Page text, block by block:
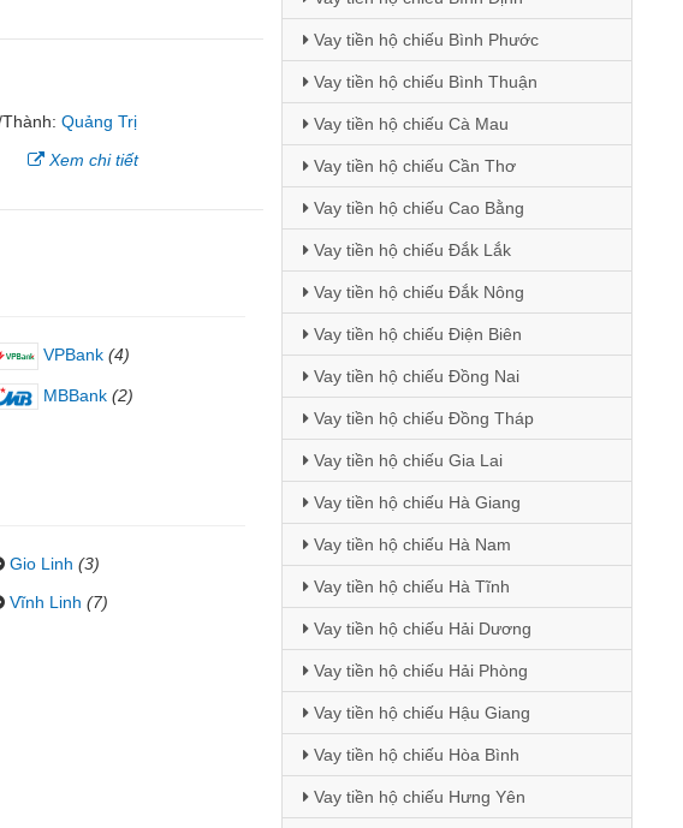
Thành:Quảng Trị
Xem chi tiết
VPBank (4)
MBBank (2)
Gio Linh (3)
Vĩnh Linh (7)
Vay tiền hộ chiếu Bình Phước
Vay tiền hộ chiếu Bình Thuận
Vay tiền hộ chiếu Cà Mau
Vay tiền hộ chiếu Cần Thơ
Vay tiền hộ chiếu Cao Bằng
Vay tiền hộ chiếu Đắk Lắk
Vay tiền hộ chiếu Đắk Nông
Vay tiền hộ chiếu Điện Biên
Vay tiền hộ chiếu Đồng Nai
Vay tiền hộ chiếu Đồng Tháp
Vay tiền hộ chiếu Gia Lai
Vay tiền hộ chiếu Hà Giang
Vay tiền hộ chiếu Hà Nam
Vay tiền hộ chiếu Hà Tĩnh
Vay tiền hộ chiếu Hải Dương
Vay tiền hộ chiếu Hải Phòng
Vay tiền hộ chiếu Hậu Giang
Vay tiền hộ chiếu Hòa Bình
Vay tiền hộ chiếu Hưng Yên